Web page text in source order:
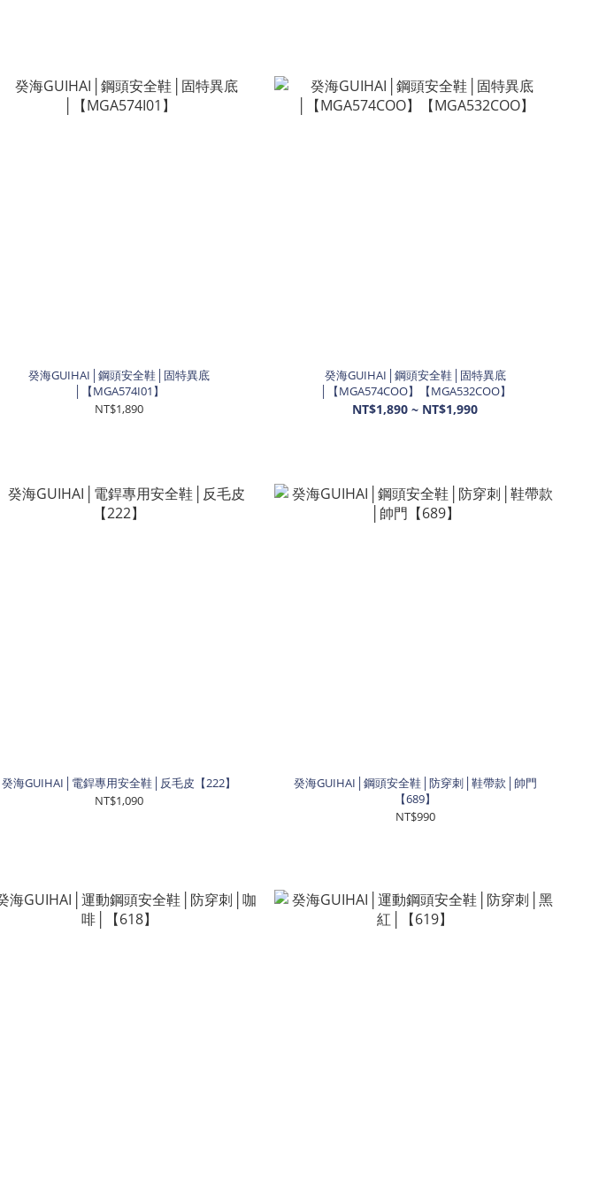
癸海GUIHAI│鋼頭安全鞋│固特異底
│【MGA574I01】
NT$1,890
癸海GUIHAI│鋼頭安全鞋│固特異底
│【MGA574COO】【MGA532COO】
NT$1,890 ~ NT$1,990
癸海GUIHAI│電銲專用安全鞋│反毛皮【222】
NT$1,090
癸海GUIHAI│鋼頭安全鞋│防穿刺│鞋帶款│帥門
【689】
NT$990